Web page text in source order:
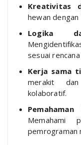
Kreativitas
hewan dengan
Logika
sesuai
Kerja sama
merakit
kolaboratif.
Memahami
pemrograman